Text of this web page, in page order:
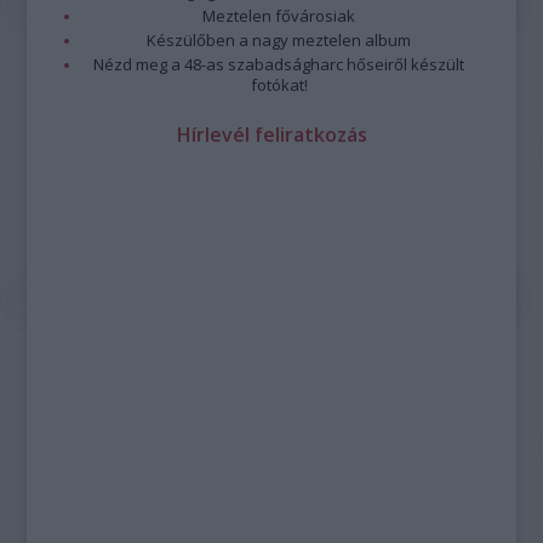
Meztelen fővárosiak
Készülőben a nagy meztelen album
Nézd meg a 48-as szabadságharc hőseiről készült
fotókat!
Hírlevél feliratkozás